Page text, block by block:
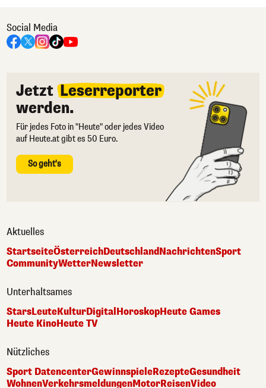
Social Media
Jetzt Leserreporter
werden.
Für jedes Foto in "Heute" oder jedes Video
auf Heute.at gibt es 50 Euro.
So geht's
Aktuelles
StartseiteÖsterreichDeutschlandNachrichtenSport
CommunityWetterNewsletter
Unterhaltsames
StarsLeuteKulturDigitalHoroskopHeute Games
Heute KinoHeute TV
Nützliches
Sport DatencenterGewinnspieleRezepteGesundheit
WohnenVerkehrsmeldungenMotorReisenVideo